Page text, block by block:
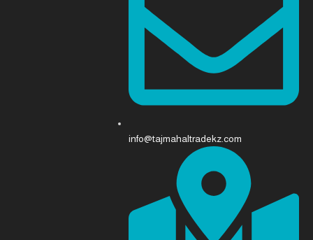
info@tajmahaltradekz.com